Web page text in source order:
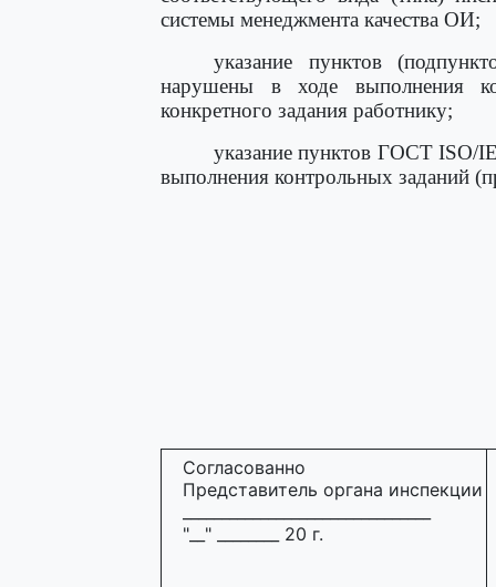
системы менеджмента качества ОИ;
указание пунктов
нарушены в ходе выполнения
конкретного задания работнику;
указание пунктов ГОСТ ISO/
выполнения контрольных заданий
Согласованно
Представитель органа инспекции
"__" ________ 20 г.